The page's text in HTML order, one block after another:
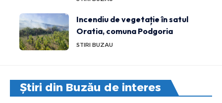
Incendiu de vegetație în satul
Oratia, comuna Podgoria
STIRI BUZAU
Știri din Buzău de interes